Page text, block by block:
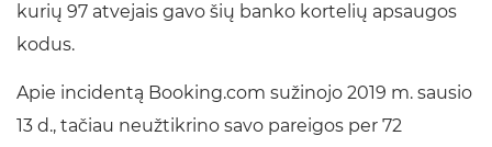
kurių 97 atvejais gavo šių banko kortelių apsaugos
kodus.
Apie incidentą Booking.com sužinojo 2019 m. sausio
13 d., tačiau neužtikrino savo pareigos per 72